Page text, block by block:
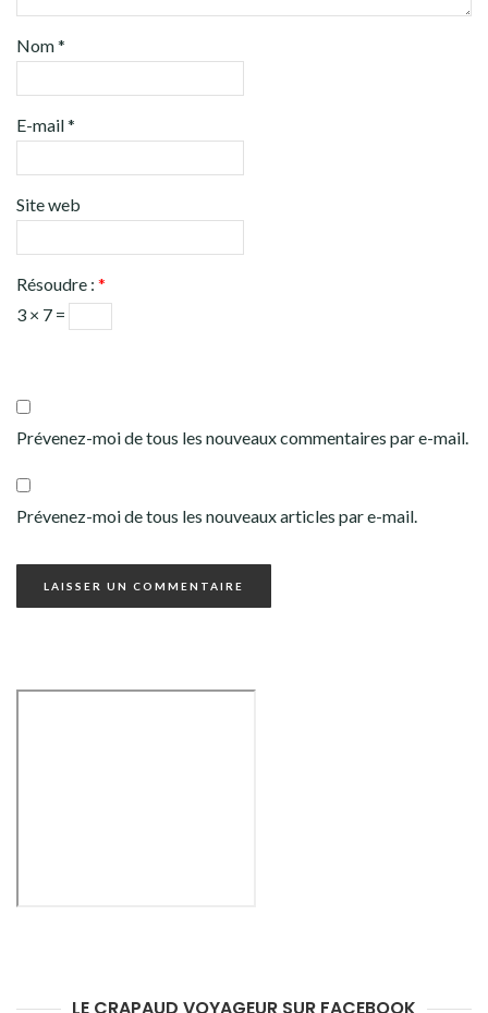
Nom*
E-mail*
Site web
Résoudre : *
3 × 7 =
Prévenez-moi de tous les nouveaux commentaires par e-mail.
Prévenez-moi de tous les nouveaux articles par e-mail.